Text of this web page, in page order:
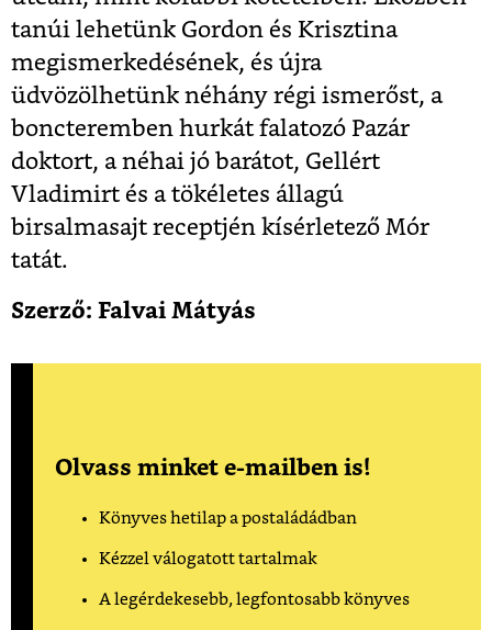
tanúi lehetünk Gordon és Krisztina
megismerkedésének, és újra
üdvözölhetünk néhány régi ismerőst, a
boncteremben hurkát falatozó Pazár
doktort, a néhai jó barátot, Gellért
Vladimirt és a tökéletes állagú
birsalmasajt receptjén kísérletező Mór
tatát.
Szerző: Falvai Mátyás
Olvass minket e-mailben is!
Könyves hetilap a postaládádban
Kézzel válogatott tartalmak
A legérdekesebb, legfontosabb könyves